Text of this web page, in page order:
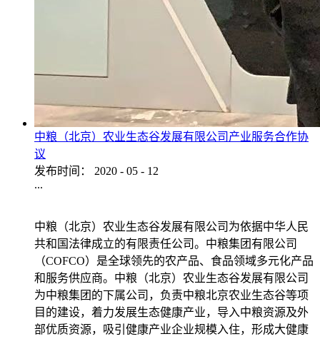
中粮（北京）农业生态谷发展有限公司产业服务合作协
议
发布时间：
2020 - 05 - 12
...
中粮（北京）农业生态谷发展有限公司为依据中华人民
共和国法律成立的有限责任公司。中粮集团有限公司
（COFCO）是全球领先的农产品、食品领域多元化产品
和服务供应商。中粮（北京）农业生态谷发展有限公司
为中粮集团的下属公司，负责中粮北京农业生态谷等项
目的建设，着力发展生态健康产业，导入中粮资源及外
部优质资源，吸引健康产业企业规模入住，形成大健康